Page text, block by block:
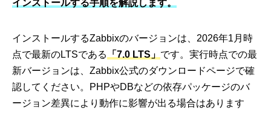
インストールする手順を解説します。
インストールするZabbixのバージョンは、2026年1月時
点で最新のLTSである
「7.0 LTS」 です。実行時点での最
新バージョンは、Zabbix公式のダウンロードページで確
認してください。PHPやDBなどの依存パッケージのバ
ージョン差異により動作に影響が出る場合はあります